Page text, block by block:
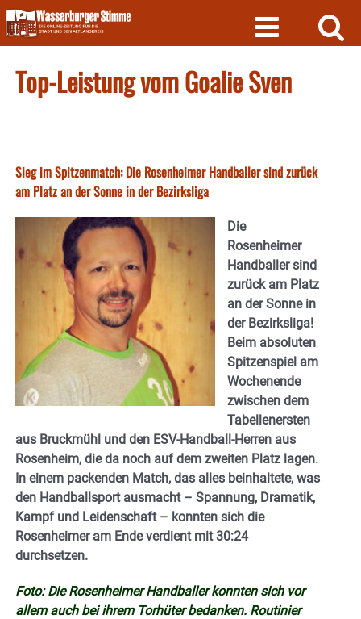
Skip
to
content
Top-Leistung vom Goalie Sven
Sieg im Spitzenmatch: Die Rosenheimer Handballer sind zurück
am Platz an der Sonne in der Bezirksliga
Die
Rosenheimer
Handballer sind
zurück am Platz
an der Sonne in
der Bezirksliga!
Beim absoluten
Spitzenspiel am
Wochenende
zwischen dem
Tabellenersten
aus Bruckmühl und den ESV-Handball-Herren aus
Rosenheim, die da noch auf dem zweiten Platz lagen.
In einem packenden Match, das alles beinhaltete, was
den Handballsport ausmacht – Spannung, Dramatik,
Kampf und Leidenschaft – konnten sich die
Rosenheimer am Ende verdient mit 30:24
durchsetzen.
Foto: Die Rosenheimer Handballer konnten sich vor
allem auch bei ihrem Torhüter bedanken. Routinier